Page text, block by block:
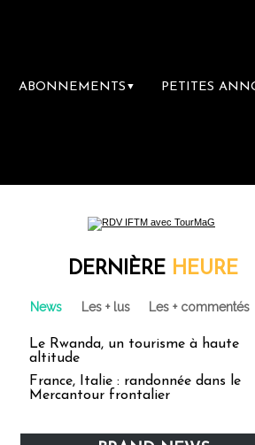
ABONNEMENTS ▼ PETITES
DERNIÈRE HEURE
News Les + lus Les + commentés
Le Rwanda, un tourisme à haute
altitude
France, Italie : randonnée dans le
Mercantour frontalier